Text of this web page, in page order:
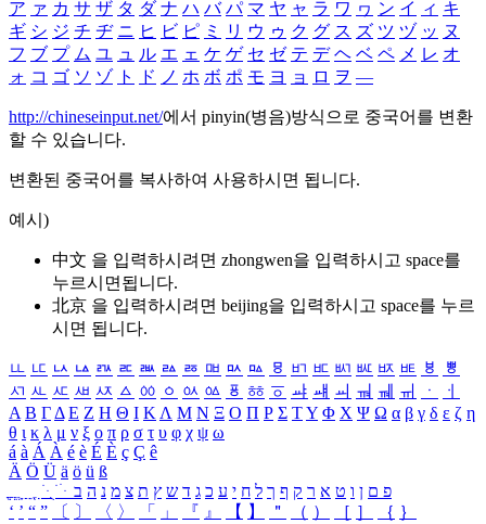
ア ァ カ サ ザ タ ダ ナ ハ バ パ マ ヤ ャ ラ ワ ヮ ン イ ィ キ
ギ シ ジ チ ヂ ニ ヒ ビ ピ ミ リ ウ ゥ ク グ ス ズ ツ ヅ ッ ヌ
フ ブ プ ム ユ ュ ル エ ェ ケ ゲ セ ゼ テ デ ヘ ベ ペ メ レ オ
ォ コ ゴ ソ ゾ ト ド ノ ホ ボ ポ モ ヨ ョ ロ ヲ ―
http://chineseinput.net/에서 pinyin(병음)방식으로 중국어를 변환
할 수 있습니다.
변환된 중국어를 복사하여 사용하시면 됩니다.
예시)
中文 을 입력하시려면 zhongwen을 입력하시고 space를
누르시면됩니다.
北京 을 입력하시려면 beijing을 입력하시고 space를 누르
시면 됩니다.
ㅥ ㅦ ㅧ ㅨ ㅩ ㅪ ㅫ ㅬ ㅭ ㅮ ㅯ ㅰ ㅱ ㅲ ㅳ ㅴ ㅵ ㅶ ㅷ ㅸ
ㅹ
ㅺ ㅻ ㅼ ㅽ ㅾ ㅿ ㆀ ㆁ ㆂ ㆃ ㆄ ㆅ ㆆ ㆇ ㆈ ㆉ ㆊ ㆋ ㆌ ㆍ
ㆎ
Α Β ΓΔ Ε Ζ Η Θ Ι ΚΛ Μ Ν Ξ Ο Π Ρ Σ ΤΥ Φ Χ Ψ Ω α β γ δ ε ζ η
θ ι κ λ μ ν ξ ο π ρ σ τ υ φ χ ψ ω
á à Á À é è É È ç Ç ê
Ä Ö Ü ä ö ü ß
ִֶֹ ֻּ ׁׂ פ ם ן ו ט א ר ק ף ך ל ח י ע כ ג ד ש ץ ת צ מ נ ה ב
‘ ’ “ ” 〔 〕 〈 〉 「 」 『 』 【 】 ＂ （ ） ［ ］ ｛ ｝